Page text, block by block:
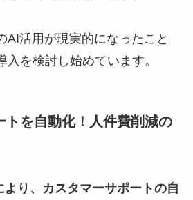
AI活用が現実的になったこと
入を検討し始めています。
トを自動化！人件費削減の
り、カスタマーサポートの自